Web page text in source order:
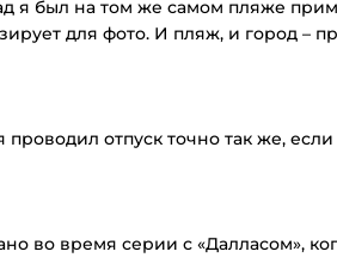
я был на том же самом пляже
для фото. И пляж, и город –
проводил отпуск точно так же,
во время серии с «Далласом»,